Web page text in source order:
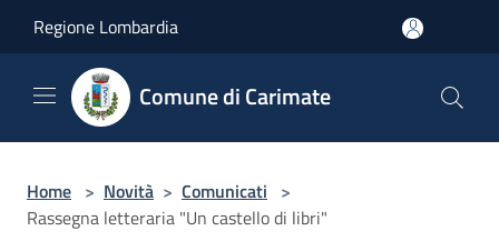
Regione Lombardia
Comune di Carimate
Home > Novità > Comunicati >
Rassegna letteraria "Un castello di libri"